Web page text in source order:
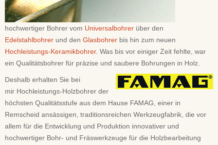
hochwertiger Bohrer vom Universalbohrer über den
Edelstahlbohrer und den Glasbohrer bis hin zum neuen
Hochleistungs-Keramikbohrer. Was bis vor einiger Zeit fehlte, war
ein Qualitätsbohrer für präzise und saubere Bohrungen in Holz.
Deshalb erhalten Sie bei
mir Hochleistungs-Holzbohrer der
höchsten Qualitätsstufe aus dem Hause FAMAG, einer in
Remscheid ansässigen, traditionsreichen Werkzeugfabrik, die vor
allem für die Entwicklung und Produktion innovativer und
hochwertiger Bohr- und Fräswerkzeuge für die Holzbearbeitung